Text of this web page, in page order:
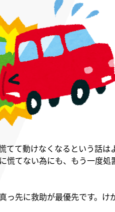
てて動けなくなるという話は
慌てない為にも、もう一度処
っ先に救助が最優先です。け